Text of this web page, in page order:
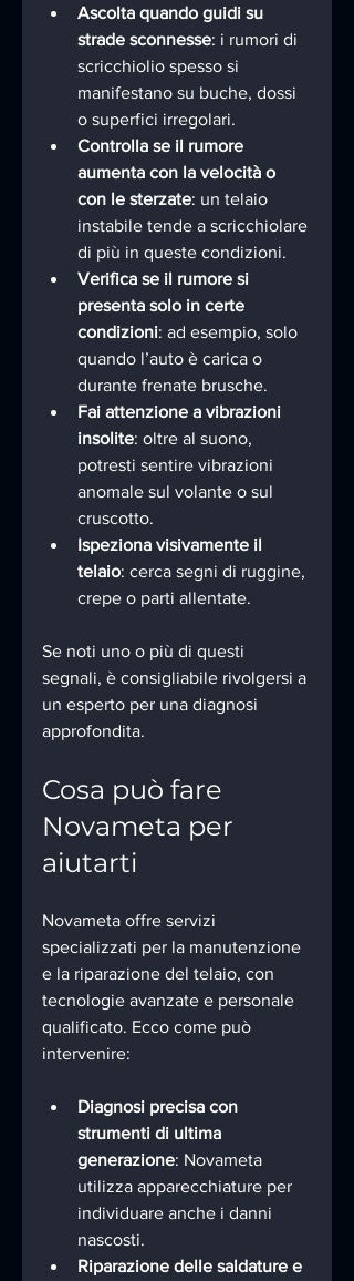
Ascolta quando guidi su
strade sconnesse: i rumori di
scricchiolio spesso si
manifestano su buche, dossi
o superfici irregolari.
Controlla se il rumore
aumenta con la velocità o
con le sterzate: un telaio
instabile tende a scricchiolare
di più in queste condizioni.
Verifica se il rumore si
presenta solo in certe
condizioni: ad esempio, solo
quando l’auto è carica o
durante frenate brusche.
Fai attenzione a vibrazioni
insolite: oltre al suono,
potresti sentire vibrazioni
anomale sul volante o sul
cruscotto.
Ispeziona visivamente il
telaio: cerca segni di ruggine,
crepe o parti allentate.
Se noti uno o più di questi
segnali, è consigliabile rivolgersi a
un esperto per una diagnosi
approfondita.
Cosa può fare
Novameta per
aiutarti
Novameta offre servizi
specializzati per la manutenzione
e la riparazione del telaio, con
tecnologie avanzate e personale
qualificato. Ecco come può
intervenire:
Diagnosi precisa con
strumenti di ultima
generazione: Novameta
utilizza apparecchiature per
individuare anche i danni
nascosti.
Riparazione delle saldature e